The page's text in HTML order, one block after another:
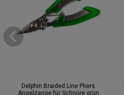
Delphin Braided Line Pliers
Angelzange für Schnüre grün